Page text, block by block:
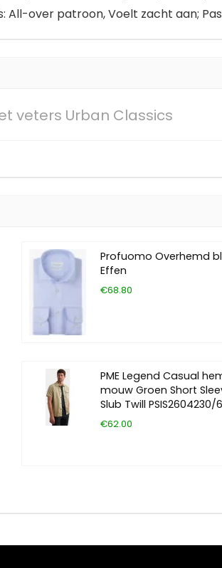
All-over patroon, Voelt zacht aan;
veters Urban Classics
Profuomo Overhemd
Effen
€68.80
PME Legend Casual
mouw Groen Short
Slub Twill PSIS2604230/
€62.00